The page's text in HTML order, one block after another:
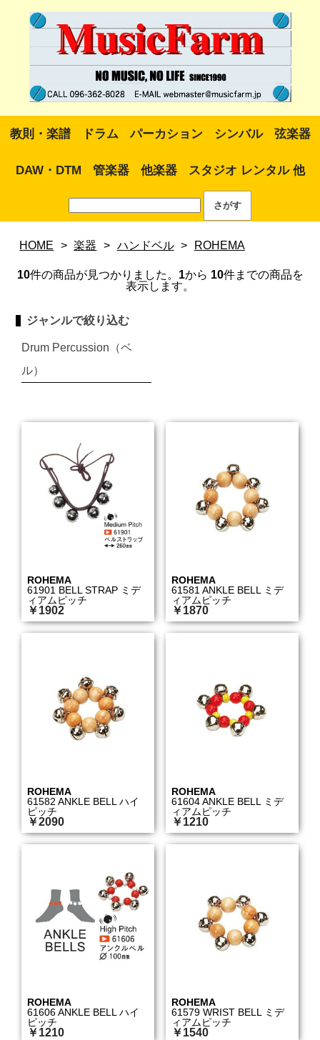
教則・楽譜 ドラム パーカション シンバル 弦楽器
DAW・DTM 管楽器 他楽器 スタジオ レンタル 他
HOME > 楽器 > ハンドベル > ROHEMA
10件の商品が見つかりました。 1から 10件までの商品を
表示します。
ジャンルで絞り込む
Drum Percussion（ベ
ル）
ROHEMA
61901 BELL STRAP ミデ
ィアムピッチ
￥1902
ROHEMA
61581 ANKLE BELL ミデ
ィアムピッチ
￥1870
ROHEMA
61582 ANKLE BELL ハイ
ピッチ
￥2090
ROHEMA
61604 ANKLE BELL ミデ
ィアムピッチ
￥1210
ROHEMA
61606 ANKLE BELL ハイ
ピッチ
￥1210
ROHEMA
61579 WRIST BELL ミデ
ィアムピッチ
￥1540